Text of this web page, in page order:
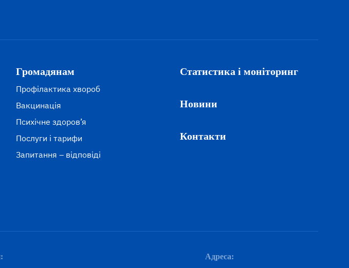
Громадянам
Профілактика хвороб
Вакцинація
Психічне здоров’я
Послуги і тарифи
Запитання – відповіді
Статистика і моніторинг
Новини
Контакти
Адреса: